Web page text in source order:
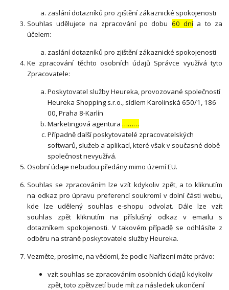
zaslání dotazníků pro zjištění zákaznické spokojenosti
Souhlas udělujete na zpracování po dobu 60 dní a to za
účelem:
zaslání dotazníků pro zjištění zákaznické spokojenosti
Ke zpracování těchto osobních údajů Správce využívá tyto
Zpracovatele:
Poskytovatel služby Heureka, provozované společností
Heureka Shopping s.r.o., sídlem Karolinská 650/1, 186
00, Praha 8-Karlín
Marketingová agentura ………
Případně další poskytovatelé zpracovatelských
softwarů, služeb a aplikací, které však v současné době
společnost nevyužívá.
Osobní údaje nebudou předány mimo území EU.
Souhlas se zpracováním lze vzít kdykoliv zpět, a to kliknutím
na odkaz pro úpravu preferencí soukromí v dolní části webu,
kde lze udělený souhlas e-shopu odvolat. Dále lze vzít
souhlas zpět kliknutím na příslušný odkaz v emailu s
dotazníkem spokojenosti. V takovém případě se odhlásíte z
odběru na straně poskytovatele služby Heureka.
Vezměte, prosíme, na vědomí, že podle Nařízení máte právo:
vzít souhlas se zpracováním osobních údajů kdykoliv
zpět, toto zpětvzetí bude mít za následek ukončení